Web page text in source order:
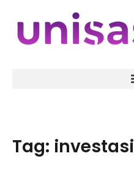
Tag: investasi